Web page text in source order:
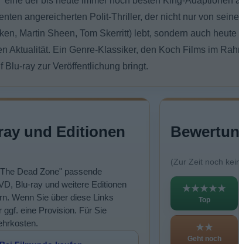
angereicherten Polit-Thriller, der nicht nur von
Martin Sheen, Tom Skerritt) lebt, sondern auch
Aktualität. Ein Genre-Klassiker, den Koch Films im
Blu-ray zur Veröffentlichung bringt.
und Editionen
Dead Zone" passende
Blu-ray und weitere Editionen
Wenn Sie über diese Links
ggf. eine Provision. Für Sie
(Zur Zeit noch
★★★★★
Top
★★
Geht noch